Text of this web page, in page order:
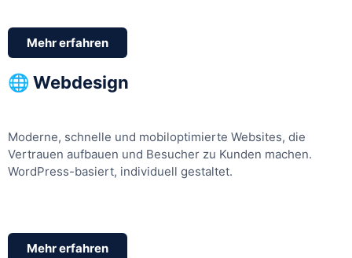
Mehr erfahren
🌐 Webdesign
Moderne, schnelle und mobiloptimierte Websites, die
Vertrauen aufbauen und Besucher zu Kunden machen.
WordPress-basiert, individuell gestaltet.
Mehr erfahren